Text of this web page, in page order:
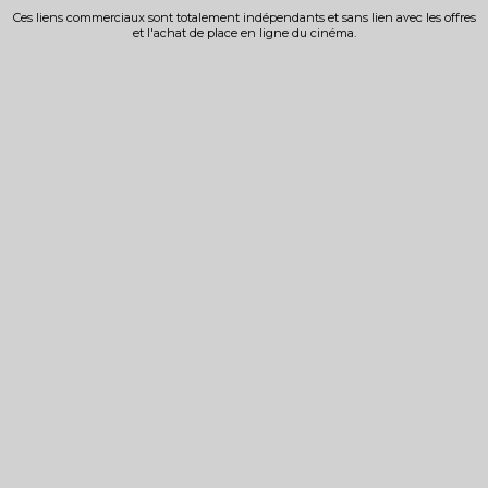
Ces liens commerciaux sont totalement indépendants et sans lien avec les offres
et l'achat de place en ligne du cinéma.